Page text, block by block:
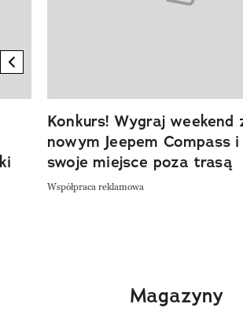
previous element
Konkurs! Wygraj weekend
nowym Jeepem Compass
swoje miejsce poza trasą
Współpraca reklamowa
Magazyny